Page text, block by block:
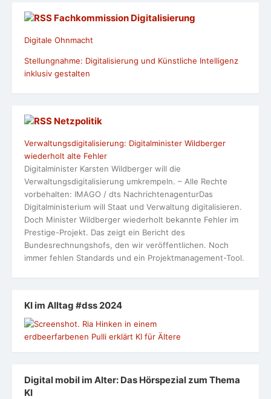
Fachkommission Digitalisierung
Digitale Ohnmacht
Stellungnahme: Digitalisierung und Künstliche Intelligenz
inklusiv gestalten
Netzpolitik
Verwaltungsdigitalisierung: Digitalminister Wildberger
wiederholt alte Fehler
Digitalminister Karsten Wildberger will die
Verwaltungsdigitalisierung umkrempeln. – Alle Rechte
vorbehalten: IMAGO / dts NachrichtenagenturDas
Digitalministerium will Staat und Verwaltung digitalisieren.
Doch Minister Wildberger wiederholt bekannte Fehler im
Prestige-Projekt. Das zeigt ein Bericht des
Bundesrechnungshofs, den wir veröffentlichen. Noch
immer fehlen Standards und ein Projektmanagement-Tool.
KI im Alltag #dss 2024
Digital mobil im Alter: Das Hörspezial zum Thema
KI